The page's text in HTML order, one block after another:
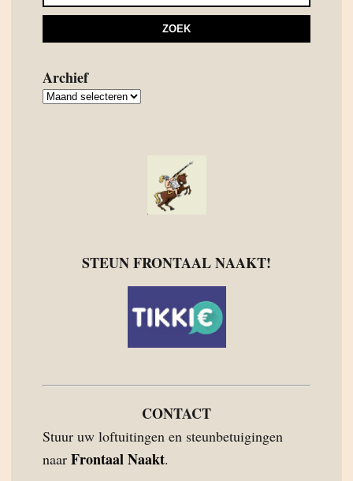
Archief
Archief
STEUN FRONTAAL NAAKT!
CONTACT
Stuur uw loftuitingen en steunbetuigingen
naar Frontaal Naakt.